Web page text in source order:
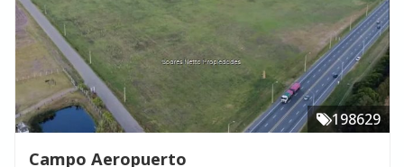
198629
Campo Aeropuerto